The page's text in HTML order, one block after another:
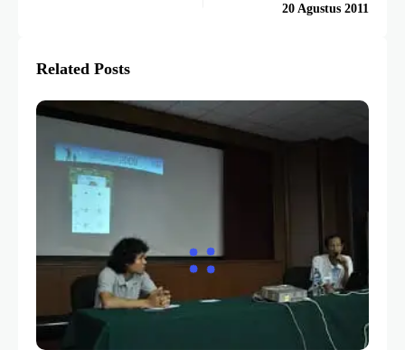
20 Agustus 2011
Related Posts